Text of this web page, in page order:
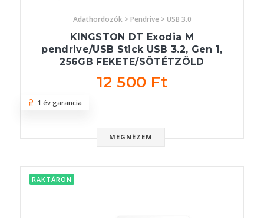
Adathordozók > Pendrive > USB 3.0
KINGSTON DT Exodia M
pendrive/USB Stick USB 3.2, Gen 1,
256GB FEKETE/SÖTÉTZÖLD
12 500 Ft
MEGNÉZEM
1 év garancia
RAKTÁRON